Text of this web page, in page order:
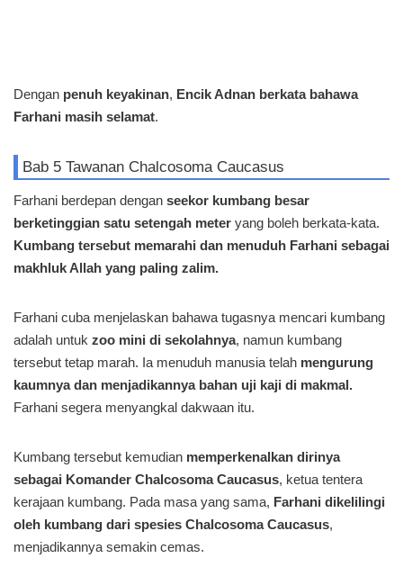
Dengan penuh keyakinan, Encik Adnan berkata bahawa
Farhani masih selamat.
Bab 5 Tawanan Chalcosoma Caucasus
Farhani berdepan dengan seekor kumbang besar
berketinggian satu setengah meter yang boleh berkata-kata.
Kumbang tersebut memarahi dan menuduh Farhani sebagai
makhluk Allah yang paling zalim.
Farhani cuba menjelaskan bahawa tugasnya mencari kumbang
adalah untuk zoo mini di sekolahnya, namun kumbang
tersebut tetap marah. Ia menuduh manusia telah mengurung
kaumnya dan menjadikannya bahan uji kaji di makmal.
Farhani segera menyangkal dakwaan itu.
Kumbang tersebut kemudian memperkenalkan dirinya
sebagai Komander Chalcosoma Caucasus, ketua tentera
kerajaan kumbang. Pada masa yang sama, Farhani dikelilingi
oleh kumbang dari spesies Chalcosoma Caucasus,
menjadikannya semakin cemas.